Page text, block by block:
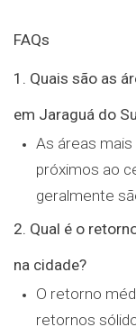
FAQs
1. Quais são as
em Jaraguá do
As áreas
próximos ao
geralmente
2. Qual é o
na cidade?
O retorno
retornos